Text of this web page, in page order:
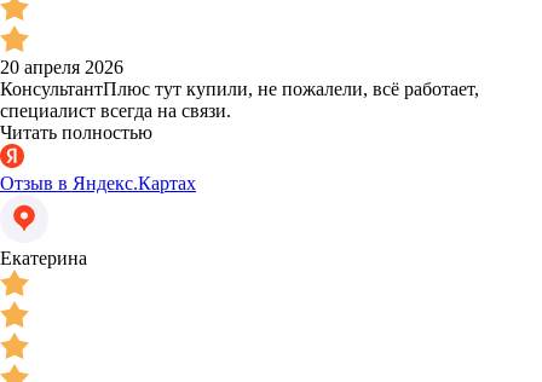
20 апреля 2026
КонсультантПлюс тут купили, не пожалели, всё работает,
специалист всегда на связи.
Читать полностью
Отзыв в Яндекс.Картах
Екатерина